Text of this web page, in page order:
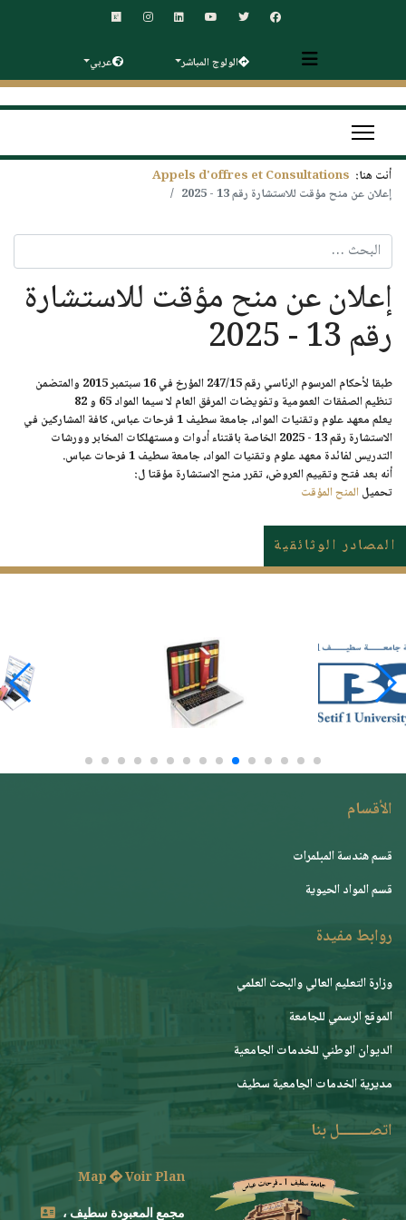
الولوج المباشر عربي
أنت هنا: Appels d'offres et Consultations
إعلان عن منح مؤقت للاستشارة رقم 13 - 2025
البحث
إعلان عن منح مؤقت للاستشارة
رقم 13 - 2025
طبقا لأحكام المرسوم الرئاسي رقم 247/15 المؤرخ في 16 سبتمبر 2015 والمتضمن
تنظيم الصفقات العمومية وتفويضات المرفق العام لا سيما المواد 65 و 82
يعلم معهد علوم وتقنيات المواد، جامعة سطيف 1 فرحات عباس، كافة المشاركين في
الاستشارة رقم 13 - 2025
الخاصة باقتناء أدوات ومستهلكات المخابر وورشات
التدريس لفائدة معهد علوم وتقنيات المواد، جامعة سطيف 1 فرحات عباس.
أنه بعد فتح وتقييم العروض، تقرر منح الاستشارة مؤقتا ل:
تحميلالمنح المؤقت
المصادر الوثائقية
الأقسام
قسم هندسة المبلمرات
قسم المواد الحيوية
روابط مفيدة
وزارة التعليم العالي والبحث العلمي
الموقع الرسمي للجامعة
ﺍﻟﺪﻳﻮﺍﻥ ﺍﻟﻮﻃﻨﻲ ﻟﻠﺨﺪﻣﺎﺕ ﺍﻟﺠﺎﻣﻌﻴﺔ
مديرية الخدمات الجامعية سطيف
اتصــــــــل بنا
Map Voir Plan
مجمع المعبودة سطيف ،